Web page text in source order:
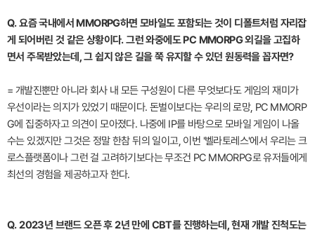
Q. 요즘 국내에서 MMORPG하면 모바일도 포함되는 것이 디폴트처럼 자리잡
게 되어버린 것 같은 상황이다. 그런 와중에도 PC MMORPG 외길을 고집하
면서 주목받았는데, 그 쉽지 않은 길을 쭉 유지할 수 있던 원동력을 꼽자면?
= 개발진뿐만 아니라 회사 내 모든 구성원이 다른 무엇보다도 게임의 재미가
우선이라는 의지가 있었기 때문이다. 돈벌이보다는 우리의 로망, PC MMORP
G에 집중하자고 의견이 모아졌다. 나중에 IP를 바탕으로 모바일 게임이 나올
수는 있겠지만 그것은 정말 한참 뒤의 일이고, 이번 '벨라토레스'에서 우리는 크
로스플랫폼이나 그런 걸 고려하기보다는 무조건 PC MMORPG로 유저들에게
최선의 경험을 제공하고자 한다.
Q. 2023년 브랜드 오픈 후 2년 만에 CBT를 진행하는데, 현재 개발 진척도는